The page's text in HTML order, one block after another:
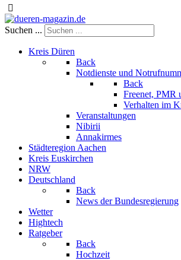
Suchen ...
Kreis Düren
Back
Notdienste und
Back
Freenet, PMR
Verhalten im
Veranstaltungen
Nibirii
Annakirmes
Städteregion Aachen
Kreis Euskirchen
NRW
Deutschland
Back
News der Bundesregierung
Wetter
Hightech
Ratgeber
Back
Hochzeit